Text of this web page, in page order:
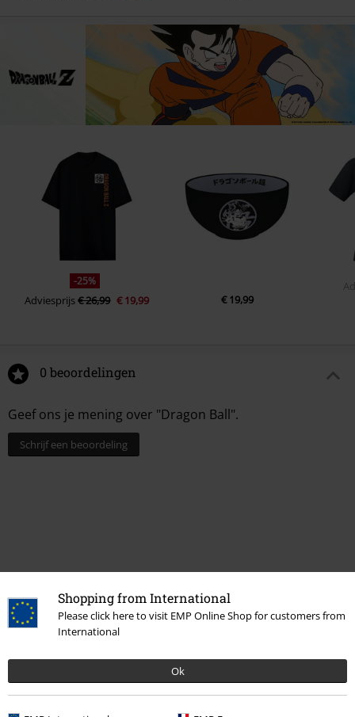
Shopping from International
Please click here to visit EMP Online Shop for customers from
International
Ok
-25%
Adviesprijs€ 26,99 € 19,99 € 19,99
0 beoordelingen
Geef ons je mening over "Dragon Ball".
Schrijf een beoordeling
Meld je aan en ontvang een code voor 15%